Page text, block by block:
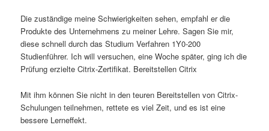
Die zuständige meine Schwierigkeiten sehen, empfahl er die
Produkte des Unternehmens zu meiner Lehre. Sagen Sie mir,
diese schnell durch das Studium Verfahren 1Y0-200
Studienführer. Ich will versuchen, eine Woche später, ging ich die
Prüfung erzielte Citrix-Zertifikat. Bereitstellen Citrix
Mit ihm können Sie nicht in den teuren Bereitstellen von Citrix-
Schulungen teilnehmen, rettete es viel Zeit, und es ist eine
bessere Lerneffekt.